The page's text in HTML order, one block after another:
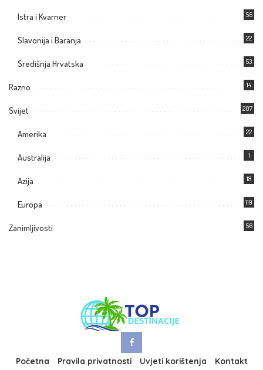
Istra i Kvarner 56
Slavonija i Baranja 22
Središnja Hrvatska 53
Razno 14
Svijet 207
Amerika 22
Australija 1
Azija 18
Europa 119
Zanimljivosti 56
Početna Pravila privatnosti Uvjeti korištenja Kontakt